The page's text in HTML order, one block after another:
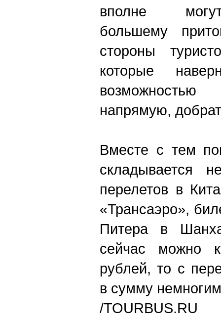
вполне
большему
стороны
которые
напрямую,
Вместе с тем
складывается
перелетов в
«Трансаэро»,
Питера в
сейчас можно
рублей, то с
в сумму
/TOURBUS.RU